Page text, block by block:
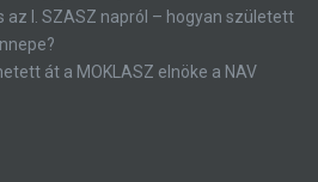
az I. SZASZ napról – hogyan született
át a MOKLASZ elnöke a NAV